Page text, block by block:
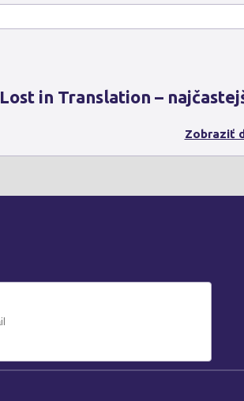
Lost in Translation –
Zobraziť